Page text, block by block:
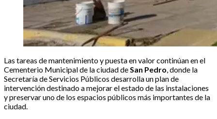
Las tareas de mantenimiento y puesta en valor continúan en el
Cementerio Municipal de la ciudad deSan Pedro, donde la
Secretaría de Servicios Públicos desarrolla un plan de
intervención destinado a mejorar el estado de las instalaciones
y preservar uno de los espacios públicos más importantes de la
ciudad.